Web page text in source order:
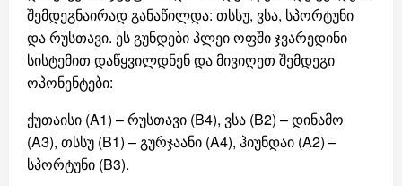
შემდეგნაირად განაწილდა: თსსუ, ვსა, სპორტუნი
და რუსთავი. ეს გუნდები პლეი ოფში ჯვარედინი
სისტემით დაწყვილდნენ და მივიღეთ შემდეგი
ოპონენტები:
ქუთაისი (A1) – რუსთავი (B4), ვსა (B2) – დინამო
(A3), თსსუ (B1) – გურჯაანი (A4), ჰიუნდაი (A2) –
სპორტუნი (B3).